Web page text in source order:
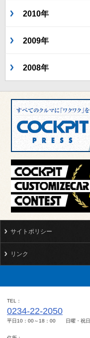
2010年
2009年
2008年
サイトポリシー
リンク
TEL
0234-22-2050
平日10：00～18：00 日曜・祝日